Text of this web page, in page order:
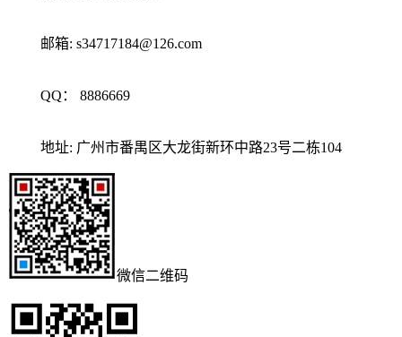
邮箱: s34717184@126.com
QQ： 8886669
地址: 广州市番禺区大龙街新环中路23号二栋104
微信二维码